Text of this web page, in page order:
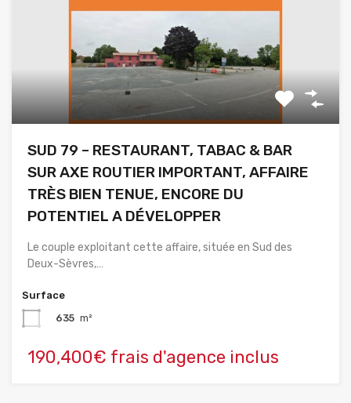
SUD 79 – RESTAURANT, TABAC & BAR
SUR AXE ROUTIER IMPORTANT, AFFAIRE
TRÈS BIEN TENUE, ENCORE DU
POTENTIEL A DÉVELOPPER
Le couple exploitant cette affaire, située en Sud des
Deux-Sèvres,…
Surface
635 m²
190,400€ frais d'agence inclus